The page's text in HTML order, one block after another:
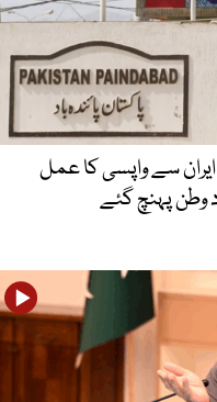
سے واپسی کا عمل